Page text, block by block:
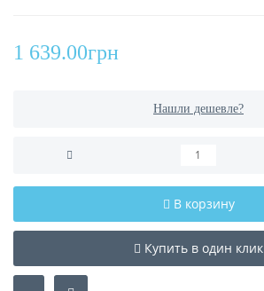
1 639.00грн
Нашли дешевле?
В корзину
Купить в один клик